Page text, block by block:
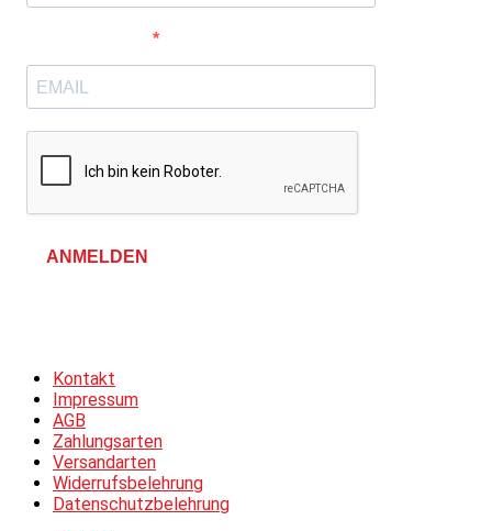
ANMELDEN
Kontakt
Impressum
AGB
Zahlungsarten
Versandarten
Widerrufsbelehrung
Datenschutzbelehrung